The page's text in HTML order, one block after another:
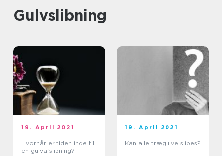
gulvslibning
19. April 2021
Hvornår er tiden inde til
en gulvafslibning?
19. April 2021
Kan alle trægulve slibes?